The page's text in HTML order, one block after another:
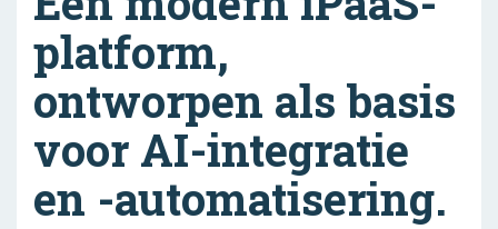
platform,
ontworpen als basis
voor AI-integratie
en -automatisering.